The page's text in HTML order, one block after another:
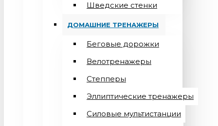
Шведские стенки
ДОМАШНИЕ ТРЕНАЖЕРЫ
Беговые дорожки
Велотренажеры
Степперы
Эллиптические тренажеры
Силовые мультистанции